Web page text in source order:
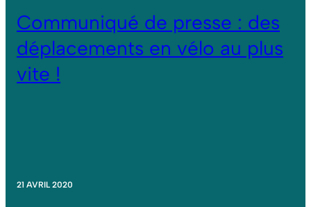
Communiqué de presse : des
déplacements en vélo au plus
vite !
21 AVRIL 2020